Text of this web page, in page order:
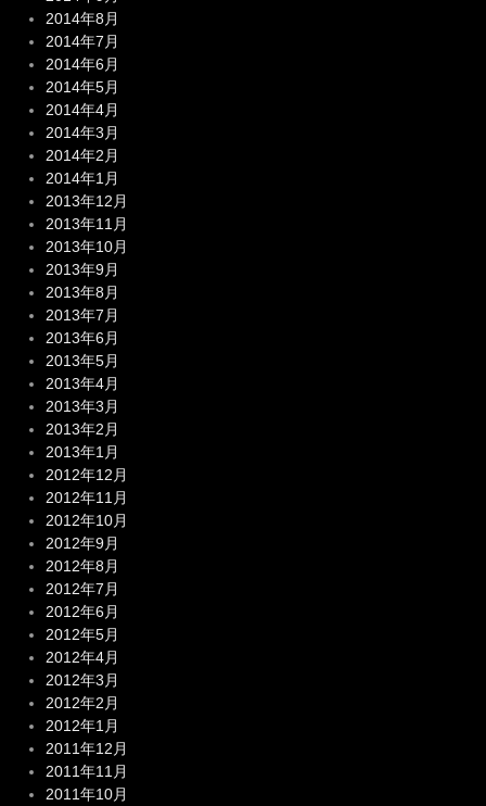
2014年8月
2014年7月
2014年6月
2014年5月
2014年4月
2014年3月
2014年2月
2014年1月
2013年12月
2013年11月
2013年10月
2013年9月
2013年8月
2013年7月
2013年6月
2013年5月
2013年4月
2013年3月
2013年2月
2013年1月
2012年12月
2012年11月
2012年10月
2012年9月
2012年8月
2012年7月
2012年6月
2012年5月
2012年4月
2012年3月
2012年2月
2012年1月
2011年12月
2011年11月
2011年10月